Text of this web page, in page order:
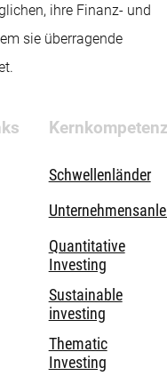
ihre Finanz- und
sie überragende
Schwellenländer
Quantitative
Investing
Sustainable
investing
Thematic
Investing